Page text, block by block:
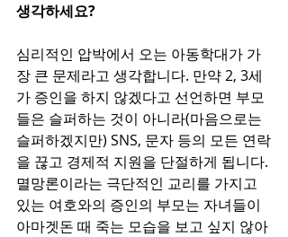
생각하세요?
심리적인 압박에서 오는 아동학대가 가
장 큰 문제라고 생각합니다. 만약 2, 3세
가 증인을 하지 않겠다고 선언하면 부모
들은 슬퍼하는 것이 아니라(마음으로는
슬퍼하겠지만) SNS, 문자 등의 모든 연락
을 끊고 경제적 지원을 단절하게 됩니다.
멸망론이라는 극단적인 교리를 가지고
있는 여호와의 증인의 부모는 자녀들이
아마겟돈 때 죽는 모습을 보고 싶지 않아